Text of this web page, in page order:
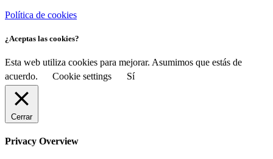
Política de cookies
¿Aceptas las cookies?
Esta web utiliza cookies para mejorar. Asumimos que estás de
acuerdo.
Cookie settings Sí
Cerrar
Privacy Overview